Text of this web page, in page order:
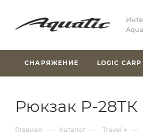
СНАРЯЖЕНИЕ LOGIC CARP
Рюкзак Р-28ТК
Главная — Каталог — Travel —